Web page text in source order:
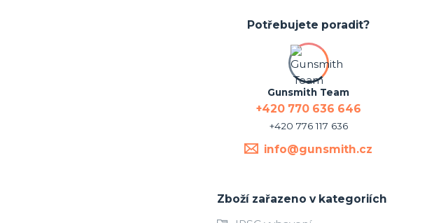
Potřebujete poradit?
Gunsmith Team
+420 770 636 646
+420 776 117 636
info@gunsmith.cz
Zboží zařazeno v kategoriích